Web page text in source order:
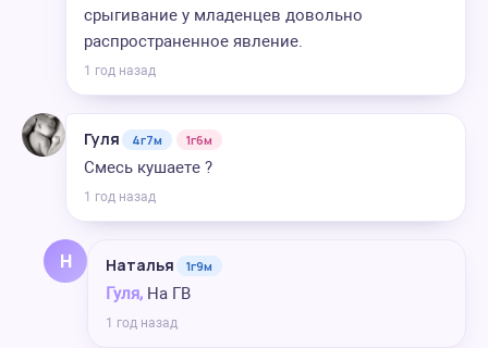
срыгивание у младенцев довольно
распространенное явление.
1 год назад
Гуля 4г7м 1г6м
Смесь кушаете ?
1 год назад
Н Наталья 1г9м
Гуля, На ГВ
1 год назад